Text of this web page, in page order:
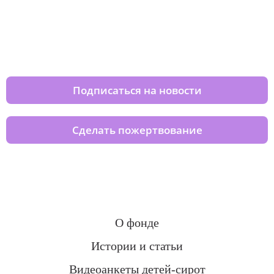
Подписаться на новости
Сделать пожертвование
О фонде
Истории и статьи
Видеоанкеты детей-сирот